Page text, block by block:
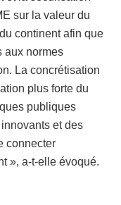
sur la valeur du
continent afin que
aux normes
La concrétisation
plus forte du
publiques
et des
connecter
», a-t-elle évoqué.